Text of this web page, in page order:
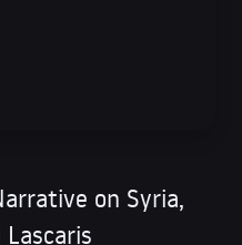
on Syria,